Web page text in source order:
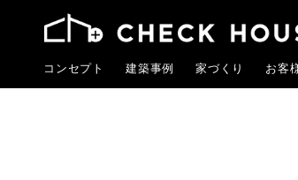
コンセプト 建築事例 家づくり お客